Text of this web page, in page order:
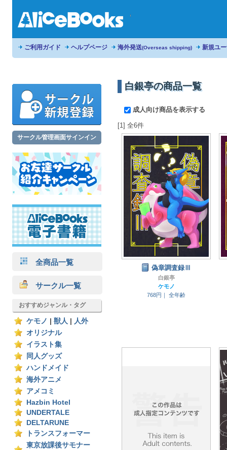
ご利用ガイド ヘルプページ 海外発送(Overseas shipping) 新規ユ
サークル管理画面サインイン
全商品一覧
サークル一覧
おすすめジャンル・タグ
ケモノ 獣人
人外
オリジナル
イラスト集
同人グッズ
ハンドメイド
海外アニメ
アメコミ
Hazbin Hotel
UNDERTALE
DELTARUNE
トランスフォーマー
東京放課後サモナー
白銀亭の商品一覧
成人向け商品を表示する
[1] 全6件
偽章調査録Ⅲ
白銀亭
ケモノ
768円｜
全年齢